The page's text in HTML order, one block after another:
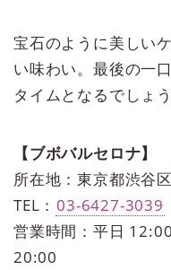
宝石のように美しい
い味わい。最後の一
タイムとなるでしょう
【ブボバルセロナ】
所在地：東京都渋谷
TEL： 03-6427-3039
営業時間：平日
20:00